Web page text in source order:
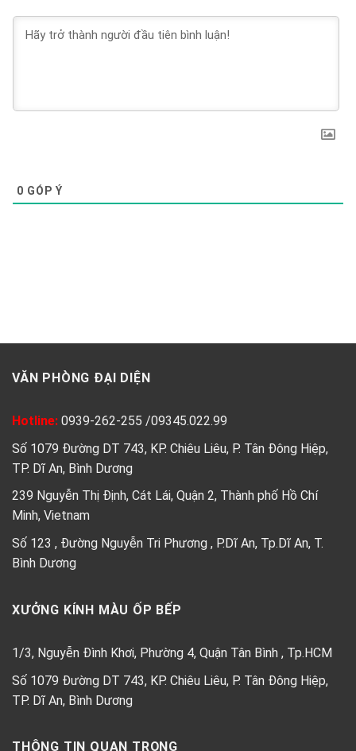
0 GÓP Ý
VĂN PHÒNG ĐẠI DIỆN
Hotline: 0939-262-255 /09345.022.99
Số 1079 Đường DT 743, KP. Chiêu Liêu, P. Tân Đông Hiệp,
TP. Dĩ An, Bình Dương
239 Nguyễn Thị Định, Cát Lái, Quận 2, Thành phố Hồ Chí
Minh, Vietnam
Số 123 , Đường Nguyễn Tri Phương , P.Dĩ An, Tp.Dĩ An, T.
Bình Dương
XƯỞNG KÍNH MÀU ỐP BẾP
1/3, Nguyễn Đình Khơi, Phường 4, Quận Tân Bình , Tp.HCM
Số 1079 Đường DT 743, KP. Chiêu Liêu, P. Tân Đông Hiệp,
TP. Dĩ An, Bình Dương
THÔNG TIN QUAN TRỌNG